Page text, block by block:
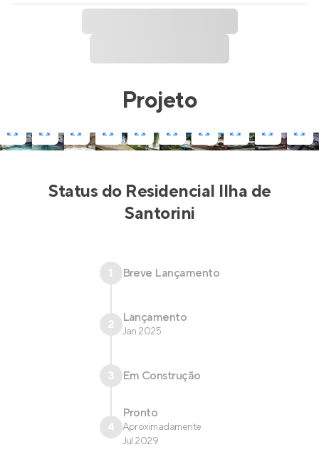
Projeto
Status do Residencial Ilha de
Santorini
1 Breve Lançamento
2 Lançamento
Jan 2025
3 Em Construção
4
Pronto
Aproximadamente
Jul 2029